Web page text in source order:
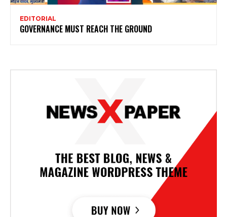
EDITORIAL
GOVERNANCE MUST REACH THE GROUND